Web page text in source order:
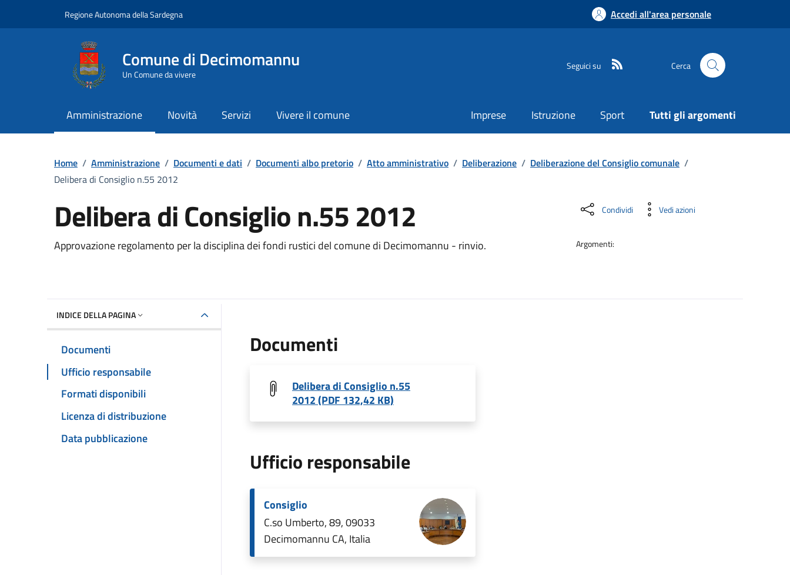
Regione Autonoma della Sardegna Accedi all'area personale
Comune di Decimomannu
Un Comune da vivere
Seguici su Cerca
Amministrazione Novità Servizi Vivere il comune Imprese Istruzione Sport Tutti gli argomenti
Home / Amministrazione / Documenti e dati / Documenti albo pretorio / Atto amministrativo / Deliberazione / Deliberazione del Consiglio comunale /
Delibera di Consiglio n.55 2012
Delibera di Consiglio n.55 2012
Dettaglio del documento
Approvazione regolamento per la disciplina dei fondi rustici del comune di Decimomannu - rinvio.
Condividi Vedi azioni
Argomenti:
INDICE DELLA PAGINA
Documenti
Ufficio responsabile
Formati disponibili
Licenza di distribuzione
Data pubblicazione
Documenti
Delibera di Consiglio n.55
2012 (PDF 132,42 KB)
Ufficio responsabile
Consiglio
C.so Umberto, 89, 09033
Decimomannu CA, Italia